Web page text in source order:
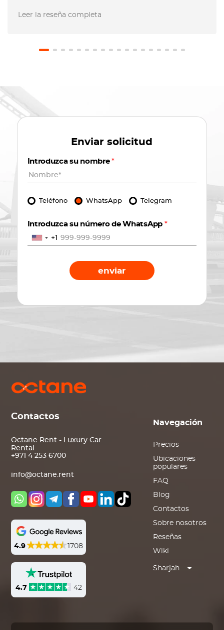
Luxury Car Rental is the best.
Leer la reseña completa
Enviar solicitud
Introduzca su nombre*
Teléfono WhatsApp Telegram
Introduzca su número de WhatsApp *
+1
enviar
Contactos
Octane Rent - Luxury Car
Rental
+971 4 253 6700
info@octane.rent
4.9 1708
4.7 42
Navegación
Precios
Ubicaciones
populares
FAQ
Blog
Contactos
Sobre nosotros
Reseñas
Wiki
Sharjah